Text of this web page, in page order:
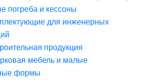
погреба и кессоны
для инженерных
продукция
мебель и малые
формы